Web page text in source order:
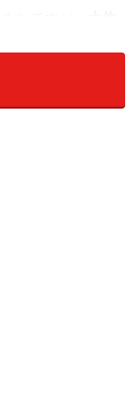
利換算は高くな
たいこともいく